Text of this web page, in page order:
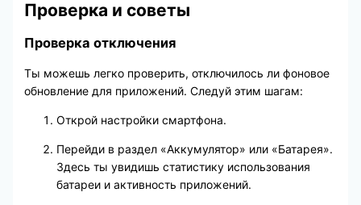
Проверка и советы
Проверка отключения
Ты можешь легко проверить, отключилось ли фоновое
обновление для приложений. Следуй этим шагам:
Открой настройки смартфона.
Перейди в раздел «Аккумулятор» или «Батарея».
Здесь ты увидишь статистику использования
батареи и активность приложений.